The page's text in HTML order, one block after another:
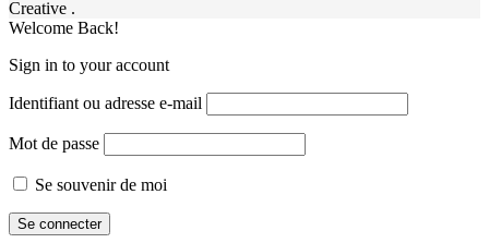
Creative .
Welcome Back!
Sign in to your account
Identifiant ou adresse e-mail
Mot de passe
Se souvenir de moi